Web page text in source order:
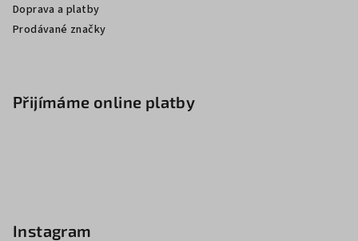
Doprava a platby
Prodávané značky
Přijímáme online platby
Instagram